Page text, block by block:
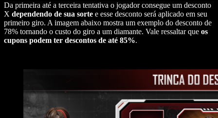
Da primeira até a terceira tentativa o jogador consegue um desconto
X dependendo de sua sorte e esse desconto será aplicado em seu
primeiro giro. A imagem abaixo mostra um exemplo do desconto de
78% tornando o custo do giro a um diamante. Vale ressaltar que os
cupons podem ter descontos de até 85%.